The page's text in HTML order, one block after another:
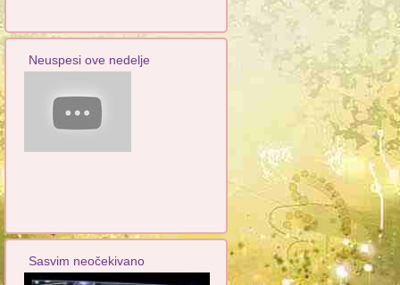
Neuspesi ove nedelje
Sasvim neočekivano